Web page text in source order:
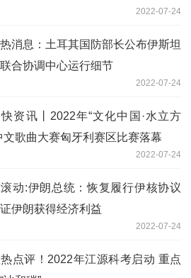
2022-07-24
消息：土耳其国防部长公布伊斯坦
合协调中心运行细节
2022-07-24
资讯丨2022年“文化中国·水立方
文歌曲大赛匈牙利赛区比赛落幕
2022-07-24
动:伊朗总统：恢复履行伊核协议
伊朗获得经济利益
2022-07-24
点评！2022年江源科考启动 重点